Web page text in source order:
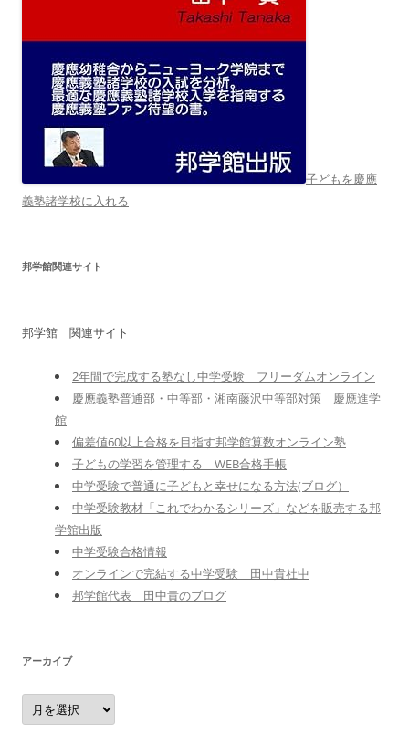
子どもを慶應
義塾諸学校に入れる
邦学館関連サイト
邦学館 関連サイト
2年間で完成する塾なし中学受験 フリーダムオンライン
慶應義塾普通部・中等部・湘南藤沢中等部対策 慶應進学
館
偏差値60以上合格を目指す邦学館算数オンライン塾
子どもの学習を管理する WEB合格手帳
中学受験で普通に子どもと幸せになる方法(ブログ）
中学受験教材「これでわかるシリーズ」などを販売する邦
学館出版
中学受験合格情報
オンラインで完結する中学受験 田中貴社中
邦学館代表 田中貴のブログ
アーカイブ
ア
ー
カ